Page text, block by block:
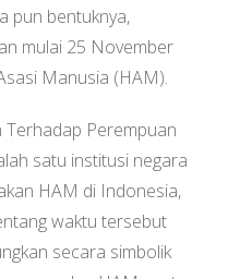
pun bentuknya,
mulai 25 November
Manusia (HAM).
Terhadap Perempuan
satu institusi negara
HAM di Indonesia,
waktu tersebut
secara simbolik